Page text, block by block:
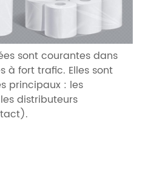
sont courantes dans
à fort trafic. Elles sont
principaux : les
distributeurs